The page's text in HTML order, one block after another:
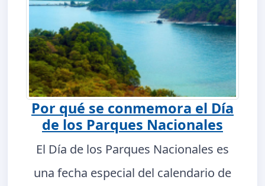
Por qué se conmemora el Día
de los Parques Nacionales
El Día de los Parques Nacionales es
una fecha especial del calendario de